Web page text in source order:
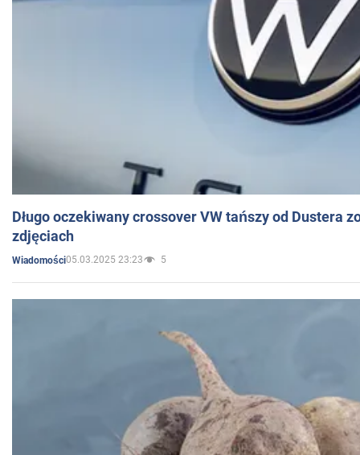
Długo oczekiwany crossover VW tańszy od Dustera
zdjęciach
Wiadomości05.03.2025 23:23 5